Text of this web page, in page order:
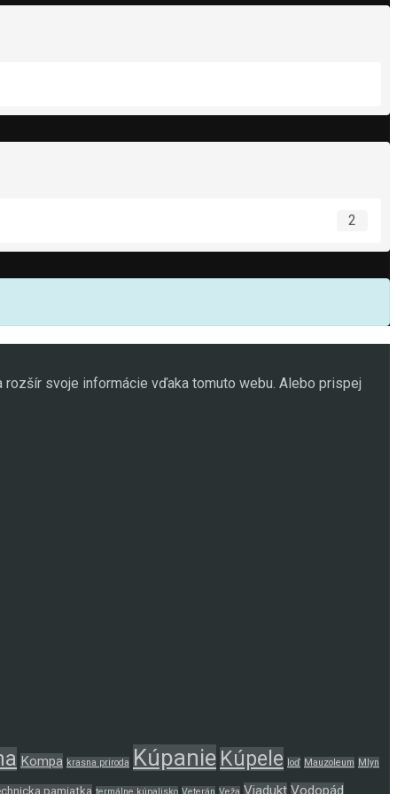
2
rozšír svoje informácie vďaka tomuto webu. Alebo prispej
Kompa krasna priroda Kúpanie Kúpele loď Mauzoleum Mlyn
pamiatka termálne kúpalisko Veterán Veža Viadukt Vodopád